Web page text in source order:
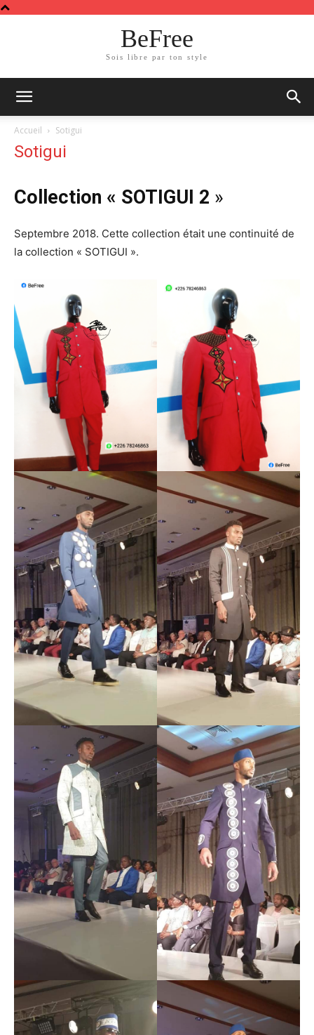
BeFree
Sois libre par ton style
Accueil Sotigui
Sotigui
Collection « SOTIGUI 2 »
Septembre 2018. Cette collection était une continuité de
la collection « SOTIGUI ».